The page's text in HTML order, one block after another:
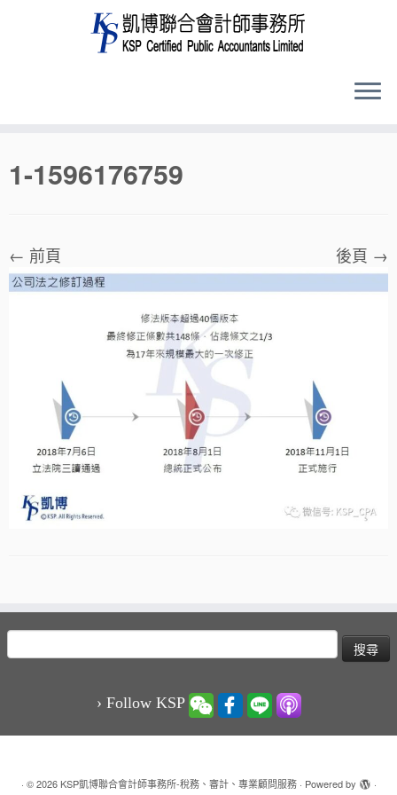
to1-1596176759
← 前頁 後頁 →
搜
尋
› Follow KSP
· © 2026 KSP凱博聯合會計師事務所-稅務、審計、專業顧問服務· Powered by ·